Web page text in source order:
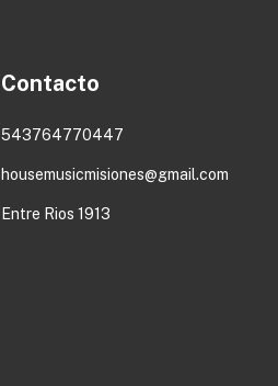
Contacto
543764770447
housemusicmisiones@gmail.com
Entre Rios 1913